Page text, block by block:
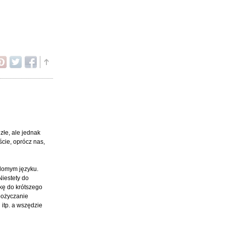
ale jednak
oprócz nas,
języku.
do
do krótszego
a wszędzie